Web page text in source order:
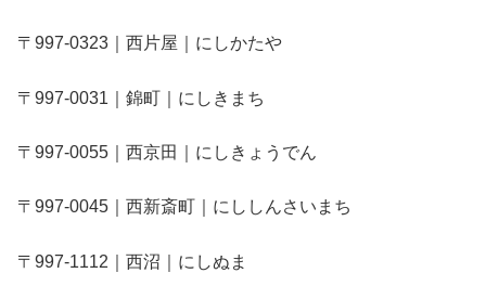
〒997-0323｜西片屋｜にしかたや
〒997-0031｜錦町｜にしきまち
〒997-0055｜西京田｜にしきょうでん
〒997-0045｜西新斎町｜にししんさいまち
〒997-1112｜西沼｜にしぬま